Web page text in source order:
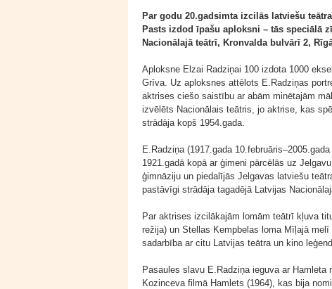
Par godu 20.gadsimta izcilās latviešu
Pasts izdod īpašu aploksni – tās speciālā
Nacionālajā teātrī, Kronvalda bulvārī 2,
Aploksne Elzai Radziņai 100 izdota 1000
Grīva. Uz aploksnes attēlots E.Radziņas
aktrises ciešo saistību ar abām minētajām
izvēlēts Nacionālais teātris, jo aktrise, kas
strādāja kopš 1954.gada.
E.Radziņa (1917.gada
1921.gadā kopā ar ģimeni pārcēlās uz
ģimnāziju un piedalījās Jelgavas latviešu
pastāvīgi strādāja tagadējā Latvijas
Par aktrises izcilākajām lomām teātrī kļuva
režija) un Stellas Kempbelas loma Mīļajā
sadarbība ar citu Latvijas teātra un kino
Pasaules slavu E.Radziņa ieguva ar
Kozinceva filmā Hamlets (1964), kas bija